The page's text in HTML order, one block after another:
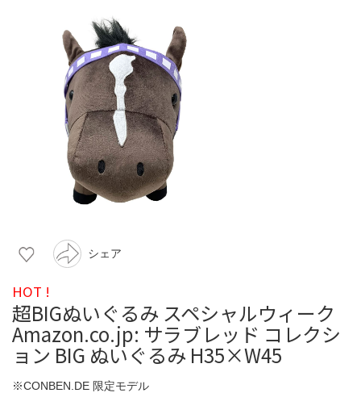
シェア
HOT !
超BIGぬいぐるみ スペシャルウィーク
Amazon.co.jp: サラブレッド コレクシ
ョン BIG ぬいぐるみ H35×W45
※CONBEN.DE 限定モデル